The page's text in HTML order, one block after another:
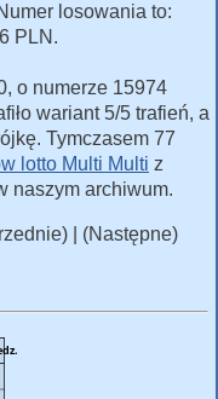
losowania to:
PLN.
o numerze 15974
wariant 5/5 trafień, a
Tymczasem 77
lotto Multi Multi z
naszym archiwum.
| (Następne)